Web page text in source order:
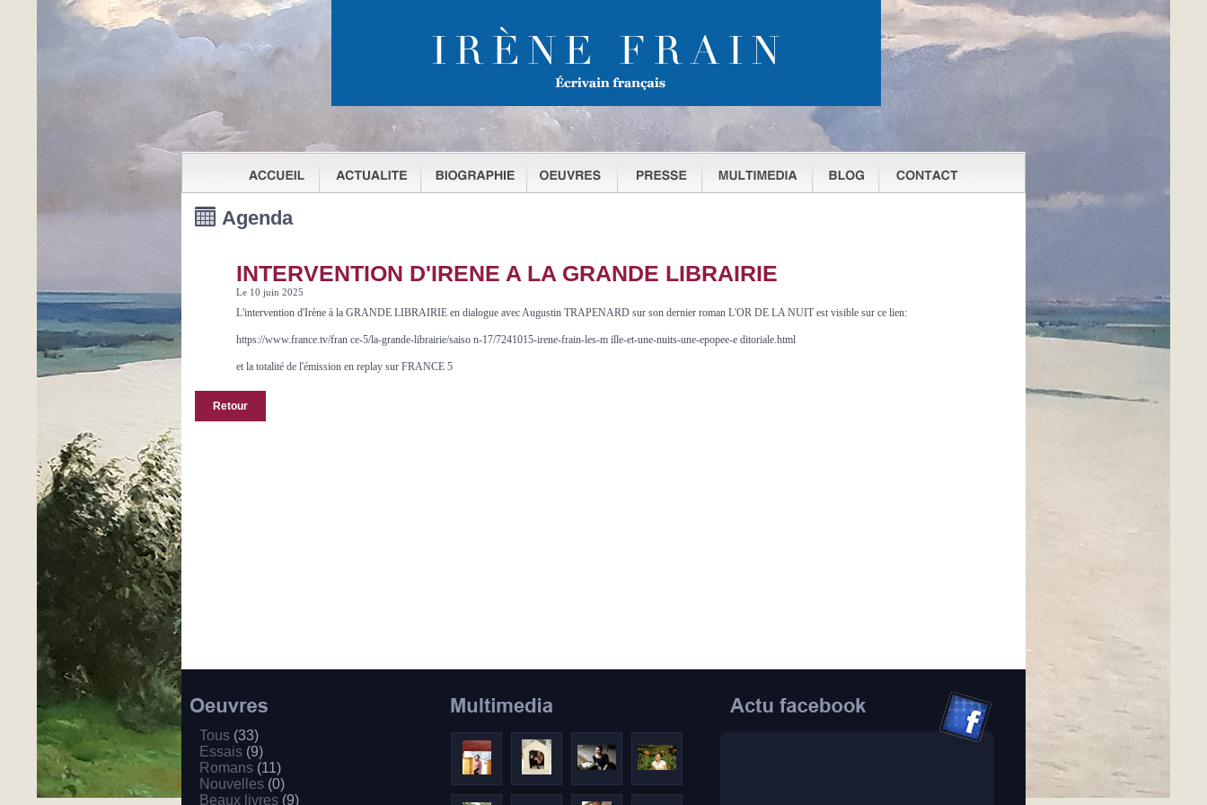
Agenda
INTERVENTION D'IRENE A LA GRANDE LIBRAIRIE
Le 10 juin 2025
L'intervention d'Irène à la GRANDE LIBRAIRIE en dialogue avec Augustin TRAPENARD sur son dernier roman L'OR DE LA NUIT est visible sur ce lien:
https://www.france.tv/fran ce-5/la-grande-librairie/saiso n-17/7241015-irene-frain-les-m ille-et-une-nuits-une-epopee-e ditoriale.html
et la totalité de l'émission en replay sur FRANCE 5
Retour
Tous (33)
Essais (9)
Romans (11)
Nouvelles (0)
Beaux livres (9)